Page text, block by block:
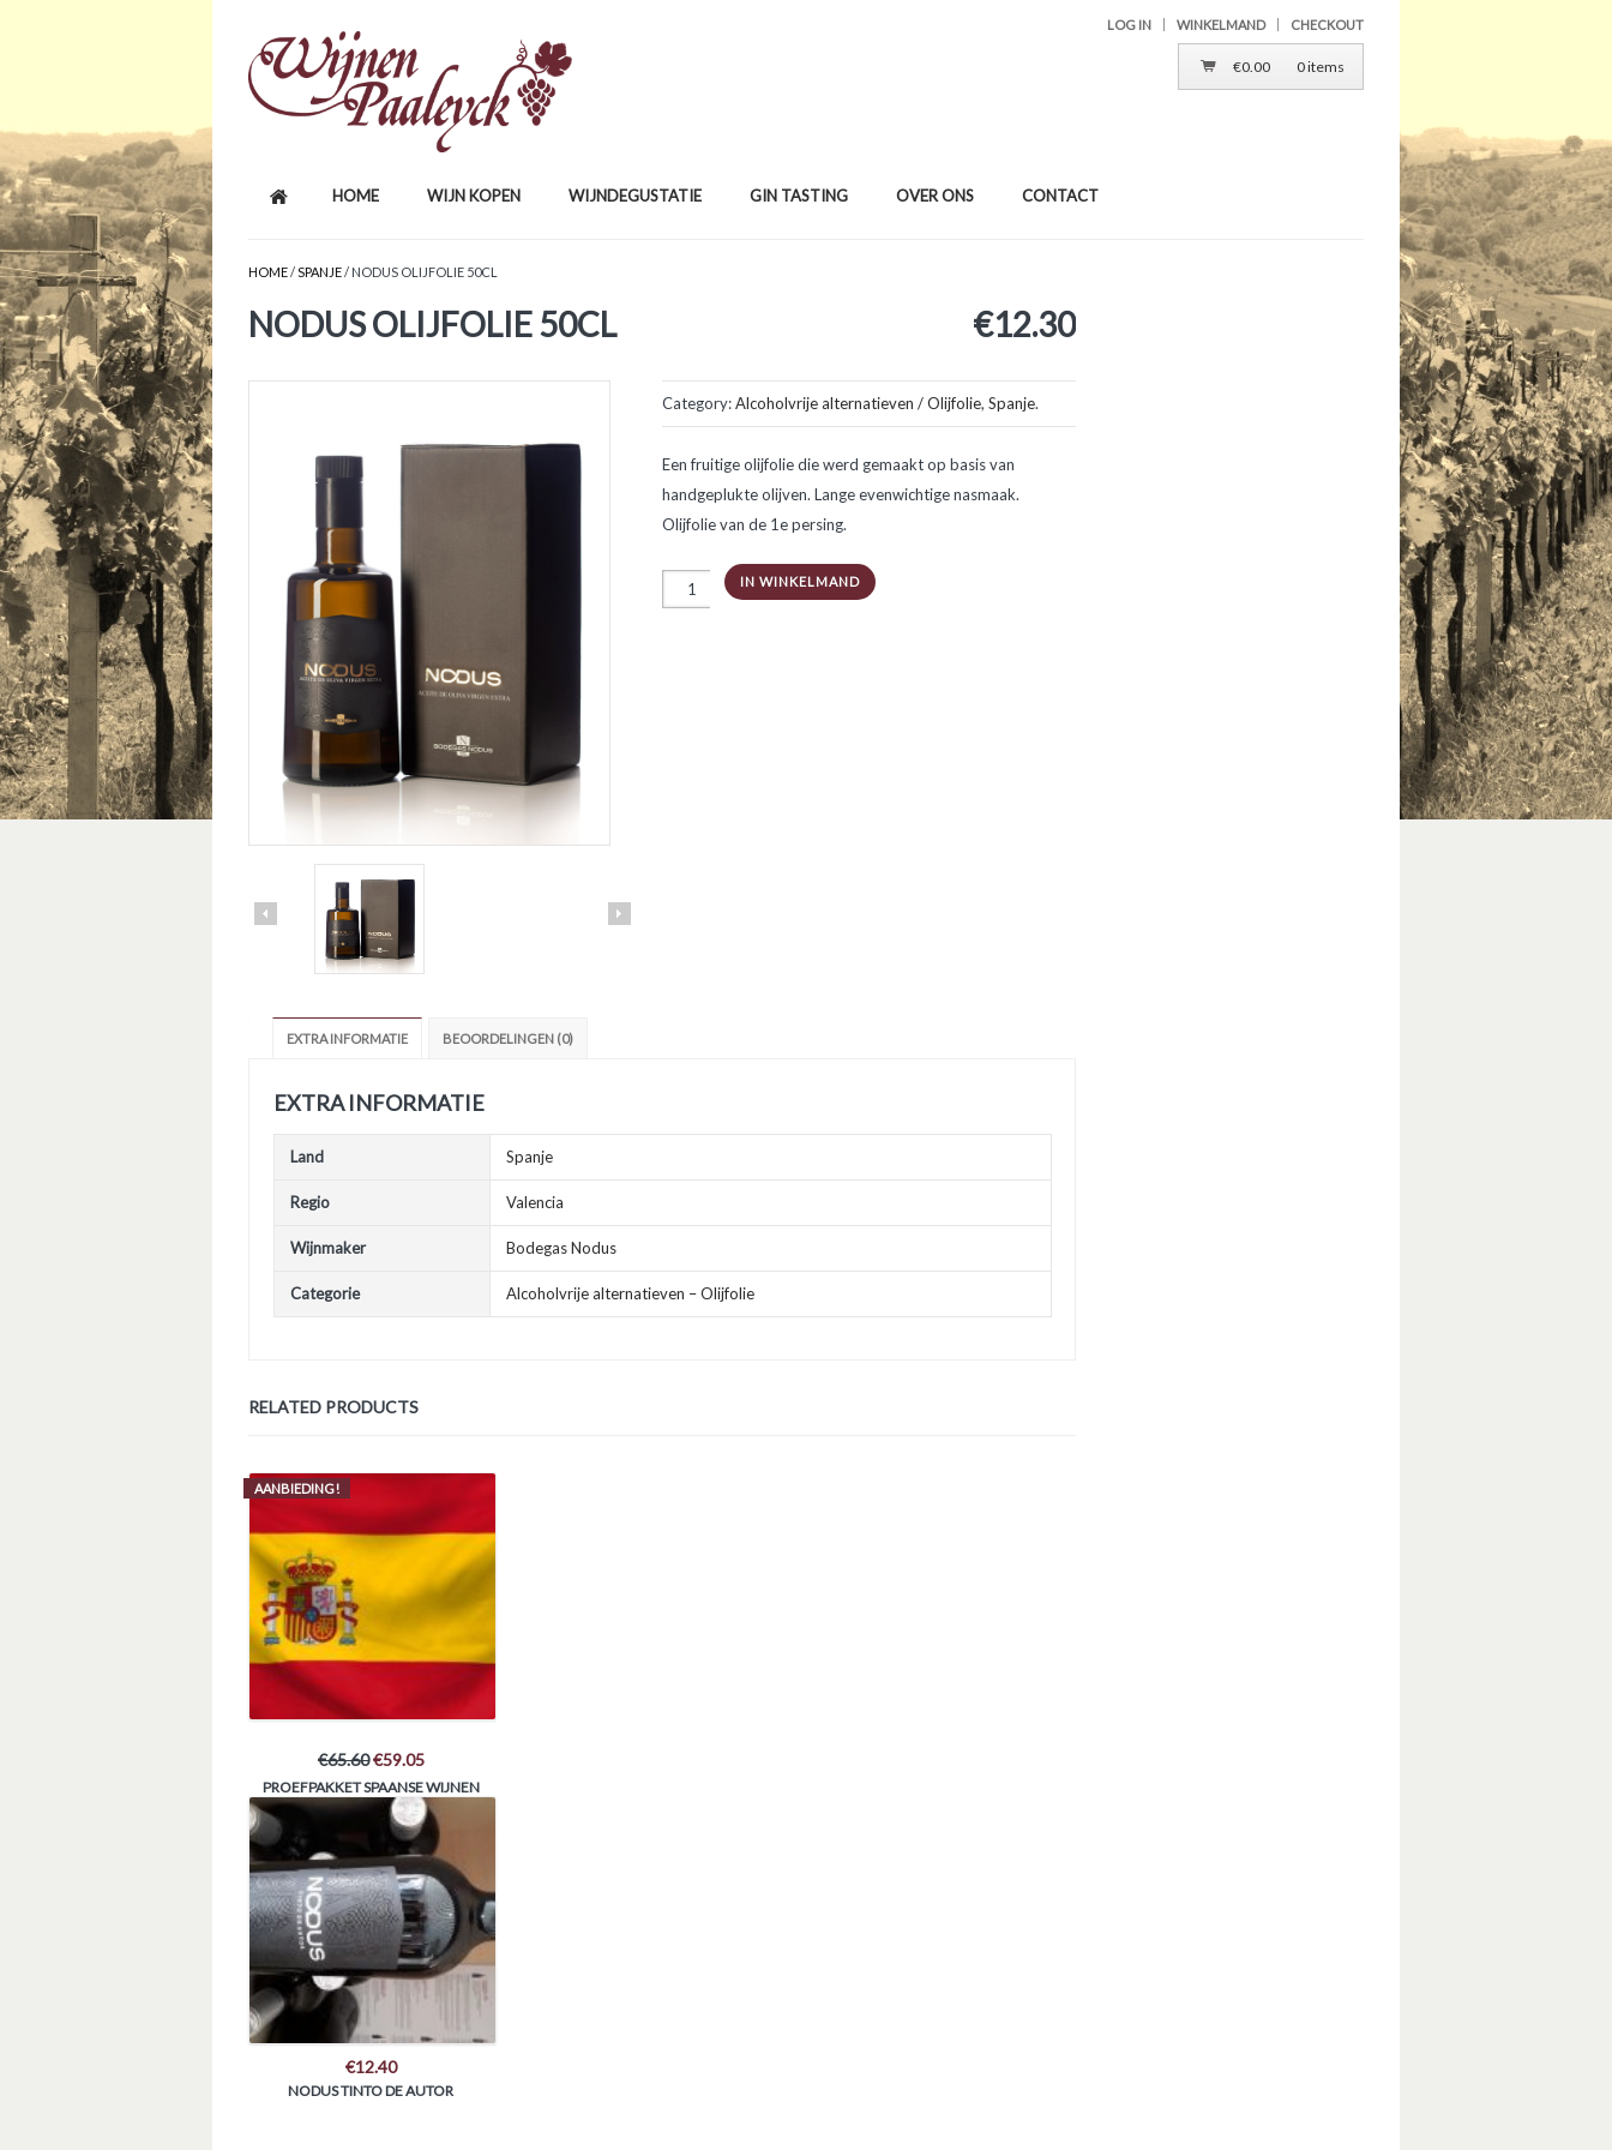
LOG IN WINKELMAND CHECKOUT
€0.00 0 items
HOME WIJN KOPEN WIJNDEGUSTATIE GIN TASTING OVER ONS CONTACT
HOME/SPANJE/ NODUS OLIJFOLIE 50CL
NODUS OLIJFOLIE 50CL €12.30
Category:Alcoholvrije alternatieven / Olijfolie, Spanje.
Een fruitige olijfolie die werd gemaakt op basis van
handgeplukte olijven. Lange evenwichtige nasmaak.
Olijfolie van de 1e persing.
Nodus
olijfolie
IN WINKELMAND
EXTRA INFORMATIE BEOORDELINGEN (0)
EXTRA INFORMATIE
Land Spanje
Regio Valencia
Wijnmaker Bodegas Nodus
Categorie Alcoholvrije alternatieven – Olijfolie
RELATED PRODUCTS
AANBIEDING!
€65.60€59.05
PROEFPAKKET SPAANSE WIJNEN
€12.40
NODUS TINTO DE AUTOR